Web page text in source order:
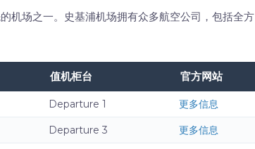
机场之一。史基浦机场拥有众多航空公司，包括全方
值机柜台 官方网站
Departure 1 更多信息
Departure 3 更多信息